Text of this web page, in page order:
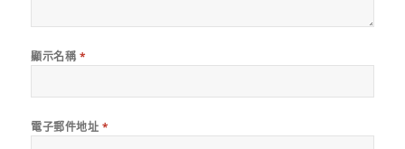
顯示名稱 *
電子郵件地址 *